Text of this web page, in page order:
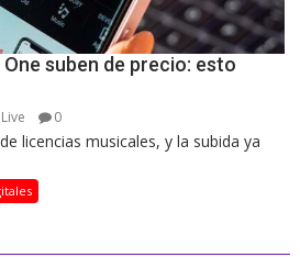
suben de precio: esto
0
licencias musicales, y la subida ya